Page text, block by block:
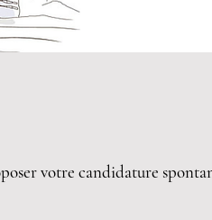
votre candidature